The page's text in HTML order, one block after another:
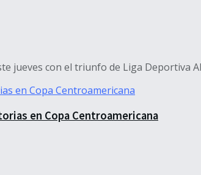
jueves con el triunfo de Liga Deportiva
en Copa Centroamericana